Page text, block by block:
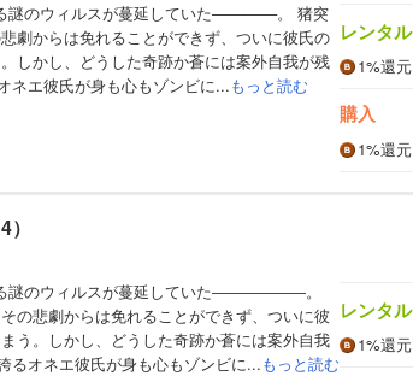
謎のウィルスが蔓延していた──────。 猪突
劇からは免れることができず、ついに彼氏の
しかし、どうした奇跡か蒼には案外自我が残
エ彼氏が身も心もゾンビに...もっと読む
レンタル
1%還元
購入
1%還元
謎のウィルスが蔓延していた――――――。
の悲劇からは免れることができず、ついに彼
う。しかし、どうした奇跡か蒼には案外自我
オネエ彼氏が身も心もゾンビに...もっと読む
レンタル
1%還元